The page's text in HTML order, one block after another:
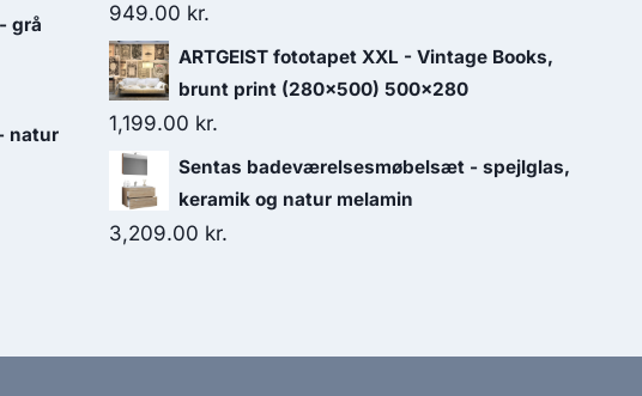
grå
natur
949.00 kr.
ARTGEIST fototapet XXL - Vintage Books,
brunt print (280x500) 500x280
1,199.00 kr.
Sentas badeværelsesmøbelsæt - spejlglas,
keramik og natur melamin
3,209.00 kr.